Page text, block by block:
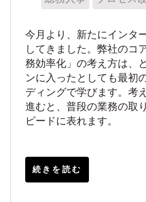
今月より、新たにインタ
してきました。弊社のコ
務効率化」の考え方は、
ンに入ったとしても最初
ディングで学びます。考
進むと、普段の業務の取
ピードに表れます。
続きを読む